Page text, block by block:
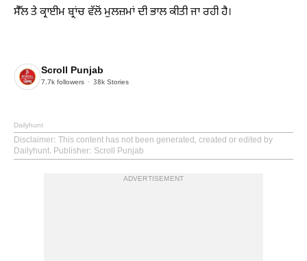
ਸੈੱਲ ਤੇ ਕ੍ਰਾਈਮ ਬ੍ਰਾਂਚ ਵੱਲੋਂ ਮੁਲਜ਼ਮਾਂ ਦੀ ਭਾਲ ਕੀਤੀ ਜਾ ਰਹੀ ਹੈ।
Scroll Punjab
7.7k followers 38k Stories
Dailyhunt
Disclaimer: This content has not been generated, created or edited by
Dailyhunt. Publisher: Scroll Punjab
ADVERTISEMENT